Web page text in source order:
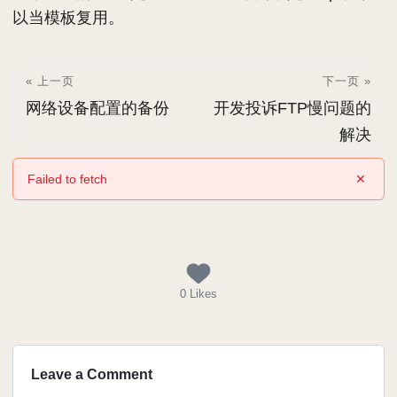
以当模板复用。
« 上一页
网络设备配置的备份
下一页 »
开发投诉FTP慢问题的
解决